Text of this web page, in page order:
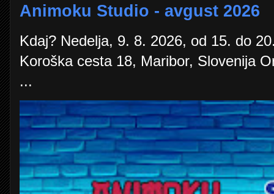
Animoku Studio - avgust 2026
Kdaj? Nedelja, 9. 8. 2026, od 15. do
Koroška cesta 18, Maribor, Slovenija
...